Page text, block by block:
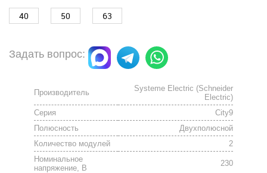
40 50 63
Задать вопрос:
Производитель
Systeme Electric (Schneider
Electric)
Серия
City9
Полюсность
Двухполюсной
Количество модулей
2
Номинальное
напряжение, В
230